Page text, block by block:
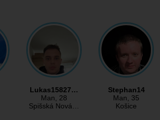
Lukas15827…
Man, 28
Spišská Nová…
Stephan14
Man, 35
Košice